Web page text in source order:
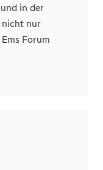
den
Sie erhalten
in der
nicht nur
Forum
auch in
Restaurants